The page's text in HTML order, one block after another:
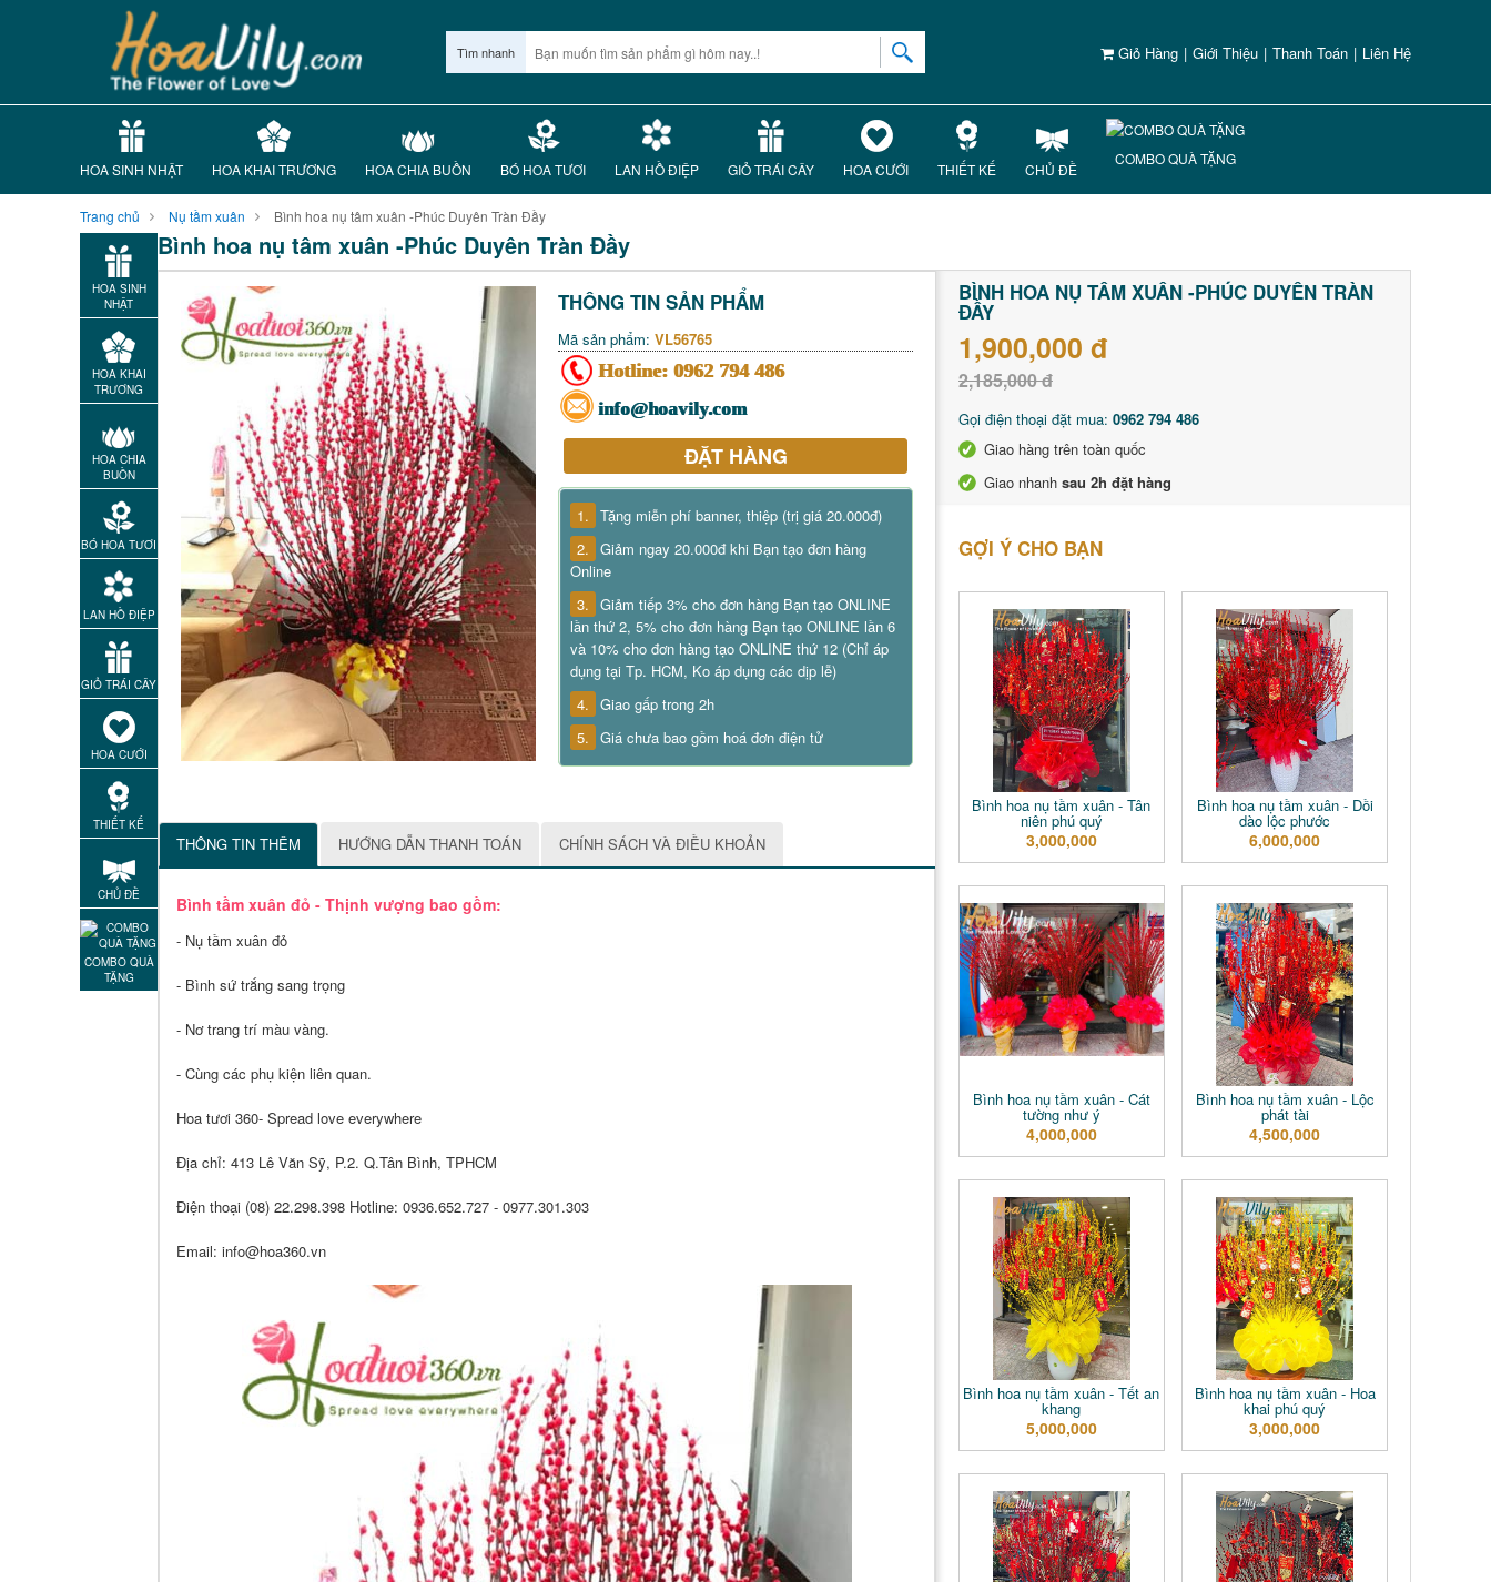
Giỏ Hàng | Giới Thiệu | Thanh Toán | Liên Hệ
Tìm nhanh
HOA SINH NHẬT HOA KHAI TRƯƠNG HOA CHIA BUỒN BÓ HOA TƯƠI LAN HỒ ĐIỆP GIỎ TRÁI CÂY HOA CƯỚI THIẾT KẾ CHỦ ĐỀ
COMBO QUÀ TẶNG
Trang chủ Nụ tầm xuân Bình hoa nụ tâm xuân -Phúc Duyên Tràn Đầy
HOA SINH
NHẬT
HOA KHAI
TRƯƠNG
HOA CHIA
BUỒN
BÓ HOA TƯƠI
LAN HỒ ĐIỆP
GIỎ TRÁI CÂY
HOA CƯỚI
THIẾT KẾ
CHỦ ĐỀ
COMBO QUÀ
TẶNG
Bình hoa nụ tâm xuân -Phúc Duyên Tràn Đầy
THÔNG TIN SẢN PHẨM
Mã sản phẩm: VL56765
Hotline: 0962 794 486
info@hoavily.com
ĐẶT HÀNG
1. Tặng miễn phí banner, thiệp (trị giá 20.000đ)
2. Giảm ngay 20.000đ khi Bạn tạo đơn hàng
Online
3. Giảm tiếp 3% cho đơn hàng Bạn tạo ONLINE
lần thứ 2, 5% cho đơn hàng Bạn tạo ONLINE lần 6
và 10% cho đơn hàng tạo ONLINE thứ 12 (Chỉ áp
dụng tại Tp. HCM, Ko áp dụng các dịp lễ)
4. Giao gấp trong 2h
5. Giá chưa bao gồm hoá đơn điện tử
THÔNG TIN THÊM HƯỚNG DẪN THANH TOÁN CHÍNH SÁCH VÀ ĐIỀU KHOẢN
Bình tầm xuân đỏ - Thịnh vượng bao gồm:
- Nụ tầm xuân đỏ
- Bình sứ trắng sang trọng
- Nơ trang trí màu vàng.
- Cùng các phụ kiện liên quan.
Hoa tươi 360- Spread love everywhere
Địa chỉ: 413 Lê Văn Sỹ, P.2. Q.Tân Bình, TPHCM
Điện thoại (08) 22.298.398 Hotline: 0936.652.727 - 0977.301.303
Email: info@hoa360.vn
BÌNH HOA NỤ TÂM XUÂN -PHÚC DUYÊN TRÀN
ĐẦY
1,900,000 đ
2,185,000 đ
Gọi điện thoại đặt mua: 0962 794 486
Giao hàng trên toàn quốc
Giao nhanh sau 2h đặt hàng
GỢI Ý CHO BẠN
Bình hoa nụ tầm xuân - Tân
niên phú quý
3,000,000
Bình hoa nụ tầm xuân - Dồi
dào lộc phước
6,000,000
Bình hoa nụ tầm xuân - Cát
tường như ý
4,000,000
Bình hoa nụ tầm xuân - Lộc
phát tài
4,500,000
Bình hoa nụ tầm xuân - Tết an
khang
5,000,000
Bình hoa nụ tầm xuân - Hoa
khai phú quý
3,000,000